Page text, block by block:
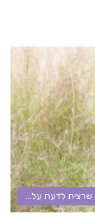
שרצית לדעת על...